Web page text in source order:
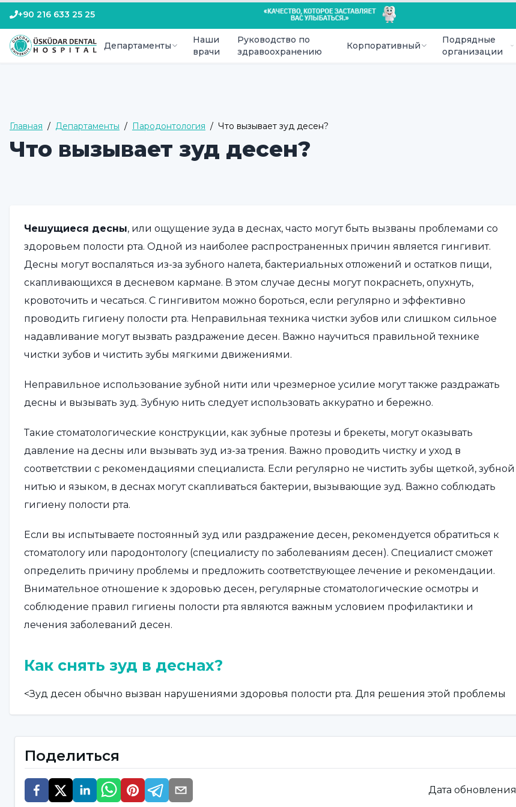
+90 216 633 25 25
Департаменты
Наши
врачи
Руководство по
здравоохранению
Корпоративный
Подрядные
организации
Главная / Департаменты / Пародонтология / Что вызывает зуд десен?
Что вызывает зуд десен?
Чешущиеся десны, или ощущение зуда в деснах, часто могут быть вызваны проблемами со
здоровьем полости рта. Одной из наиболее распространенных причин является гингивит.
Десны могут воспаляться из-за зубного налета, бактериальных отложений и остатков пищи,
скапливающихся в десневом кармане. В этом случае десны могут покраснеть, опухнуть,
кровоточить и чесаться. С гингивитом можно бороться, если регулярно и эффективно
проводить гигиену полости рта. Неправильная техника чистки зубов или слишком сильное
надавливание могут вызвать раздражение десен. Важно научиться правильной технике
чистки зубов и чистить зубы мягкими движениями.
Неправильное использование зубной нити или чрезмерное усилие могут также раздражать
десны и вызывать зуд. Зубную нить следует использовать аккуратно и бережно.
Такие стоматологические конструкции, как зубные протезы и брекеты, могут оказывать
давление на десны или вызывать зуд из-за трения. Важно проводить чистку и уход в
соответствии с рекомендациями специалиста. Если регулярно не чистить зубы щеткой, зубной
нитью и языком, в деснах могут скапливаться бактерии, вызывающие зуд. Важно соблюдать
гигиену полости рта.
Если вы испытываете постоянный зуд или раздражение десен, рекомендуется обратиться к
стоматологу или пародонтологу (специалисту по заболеваниям десен). Специалист сможет
определить причину проблемы и предложить соответствующее лечение и рекомендации.
Внимательное отношение к здоровью десен, регулярные стоматологические осмотры и
соблюдение правил гигиены полости рта являются важным условием профилактики и
лечения заболеваний десен.
Как снять зуд в деснах?
<Зуд десен обычно вызван нарушениями здоровья полости рта. Для решения этой проблемы
можно выполнить следующие действия:
зуда десен. Поддерживайте гигиену полости рта, регулярно и эффективно чистя зубы,
используя зубную нить и чистя язык. Уменьшение количества бактериальных отложений и
скопления зубного налета может улучшить состояние десен.
Поделиться
Дата обновления